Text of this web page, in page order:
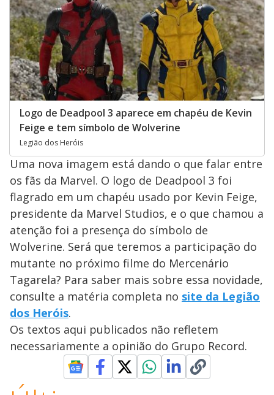
Logo de Deadpool 3 aparece em chapéu de Kevin
Feige e tem símbolo de Wolverine
Legião dos Heróis
Uma nova imagem está dando o que falar entre
os fãs da Marvel. O logo de Deadpool 3 foi
flagrado em um chapéu usado por Kevin Feige,
presidente da Marvel Studios, e o que chamou a
atenção foi a presença do símbolo de
Wolverine. Será que teremos a participação do
mutante no próximo filme do Mercenário
Tagarela? Para saber mais sobre essa novidade,
consulte a matéria completa no site da Legião
dos Heróis.
Os textos aqui publicados não refletem
necessariamente a opinião do Grupo Record.